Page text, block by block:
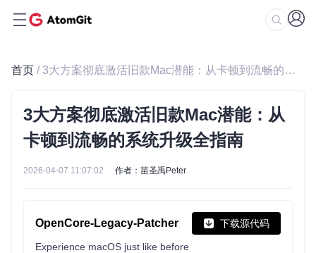
首页 / 3大方案彻底激活旧款Mac潜能：从卡顿到流畅的系统升级全指南
3大方案彻底激活旧款Mac潜能：从
卡顿到流畅的系统升级全指南
2026-04-07 11:07:02 作者：苗圣禹Peter
OpenCore-Legacy-Patcher 下载源代码
Experience macOS just like before